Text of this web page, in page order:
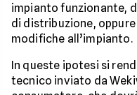
impianto funzionante,
di distribuzione,
modifiche all’impianto.
In queste ipotesi si
tecnico inviato da